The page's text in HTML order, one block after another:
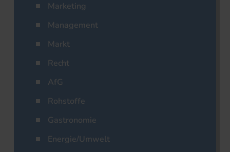
Marketing
Management
Markt
Recht
AfG
Rohstoffe
Gastronomie
Energie/Umwelt